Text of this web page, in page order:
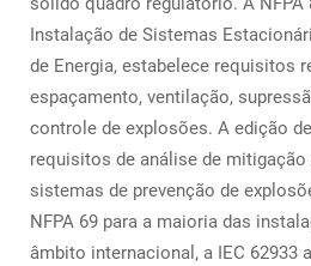
Instalação de Sistemas
de Energia, estabelece requisitos
espaçamento, ventilação,
controle de explosões. A edição
requisitos de análise de
sistemas de prevenção de
NFPA 69 para a maioria das
âmbito internacional, a IEC 62933